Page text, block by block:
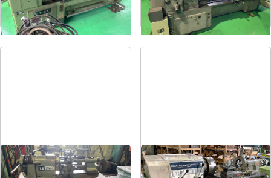
年 式- 年 式1986
卓上旋盤 6尺旋盤